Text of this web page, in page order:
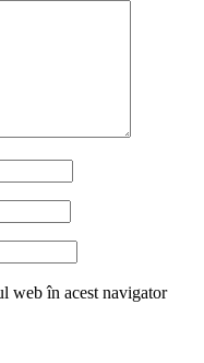
web în acest navigator